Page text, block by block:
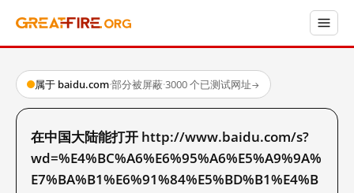
属于 baidu.com·部分被屏蔽·3000 个已测试网址→
在中国大陆能打开 http://www.baidu.com/s?
wd=%E4%BC%A6%E6%95%A6%E5%A9%9A%
E7%BA%B1%E6%91%84%E5%BD%B1%E4%B